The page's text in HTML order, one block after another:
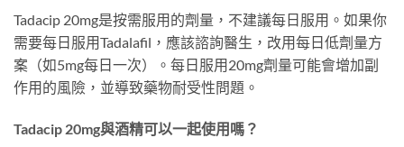
Tadacip 20mg是按需服用的劑量，不建議每日服用。如果你
需要每日服用Tadalafil，應該諮詢醫生，改用每日低劑量方
案（如5mg每日一次）。每日服用20mg劑量可能會增加副
作用的風險，並導致藥物耐受性問題。
Tadacip 20mg與酒精可以一起使用嗎？